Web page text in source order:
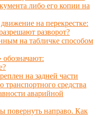
либо его копии на
на перекрестке:
разворот?
на табличке способом
на задней части
транспортного средства
аварийной
повернуть направо. Как